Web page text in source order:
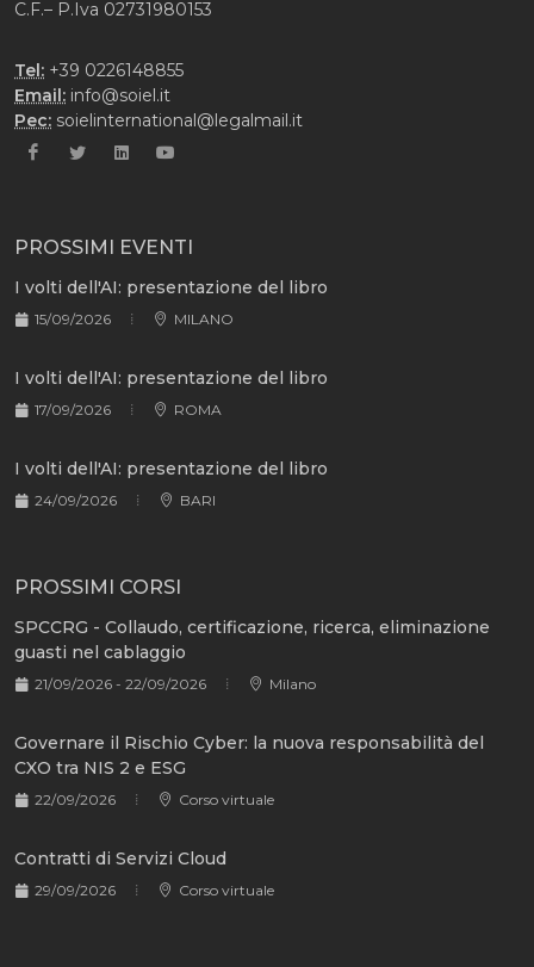
C.F.– P.Iva 02731980153
Tel: +39 0226148855
Email: info@soiel.it
Pec: soielinternational@legalmail.it
PROSSIMI EVENTI
I volti dell'AI: presentazione del libro
15/09/2026 MILANO
I volti dell'AI: presentazione del libro
17/09/2026 ROMA
I volti dell'AI: presentazione del libro
24/09/2026 BARI
PROSSIMI CORSI
SPCCRG - Collaudo, certificazione, ricerca, eliminazione
guasti nel cablaggio
21/09/2026 - 22/09/2026 Milano
Governare il Rischio Cyber: la nuova responsabilità del
CXO tra NIS 2 e ESG
22/09/2026 Corso virtuale
Contratti di Servizi Cloud
29/09/2026 Corso virtuale